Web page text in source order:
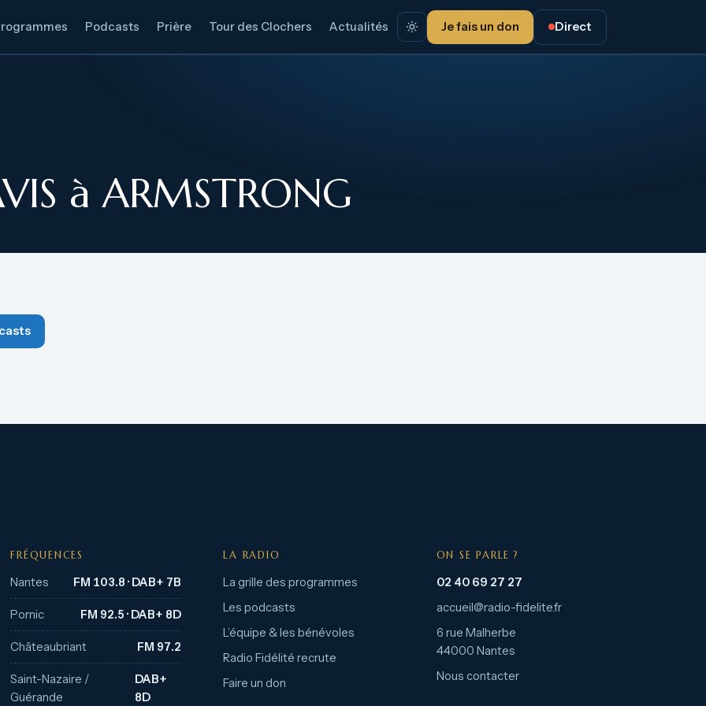
Podcasts Prière Tour des Clochers Actualités Je fais un don Direct
à ARMSTRONG
FRÉQUENCES
Nantes FM 103.8 · DAB+ 7B
Pornic FM 92.5 · DAB+ 8D
Châteaubriant FM 97.2
Saint-Nazaire /
Guérande
DAB+
8D
LA RADIO
La grille des programmes
Les podcasts
L’équipe & les bénévoles
Radio Fidélité recrute
Faire un don
ON SE PARLE ?
02 40 69 27 27
accueil@radio-fidelite.fr
6 rue Malherbe
44000 Nantes
Nous contacter